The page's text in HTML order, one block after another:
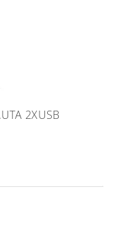
2XUSB